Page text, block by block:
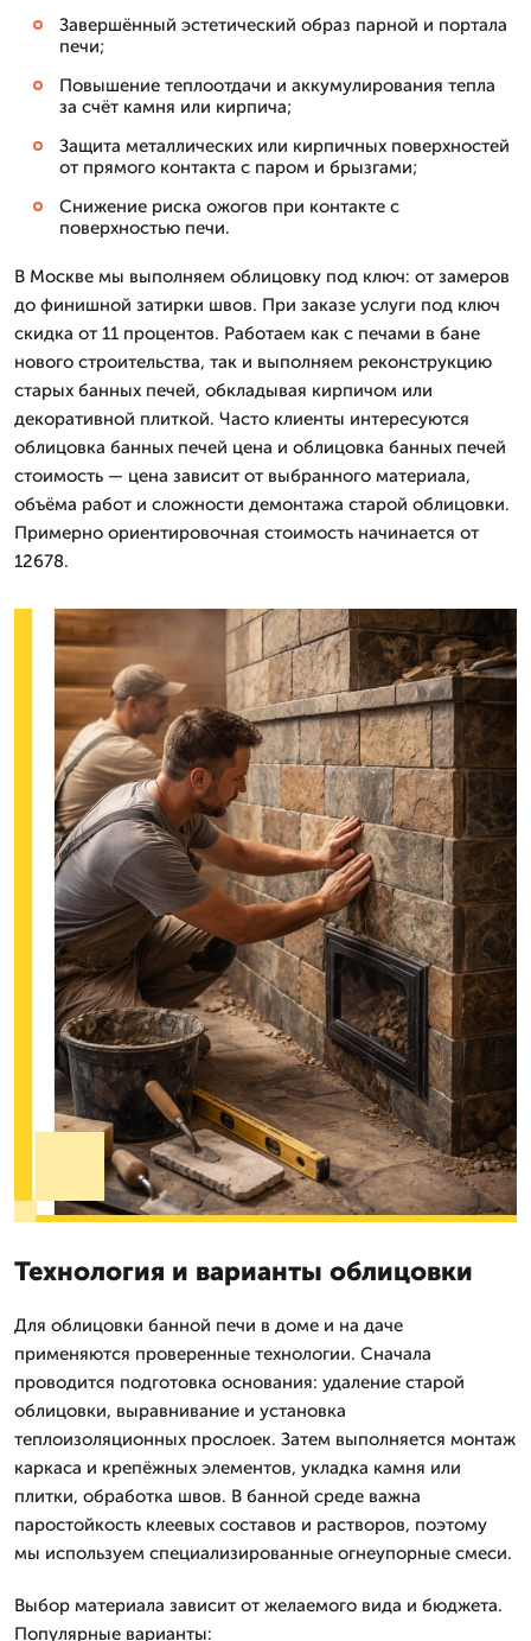
Завершённый эстетический образ парной и портала
печи;
Повышение теплоотдачи и аккумулирования тепла
за счёт камня или кирпича;
Защита металлических или кирпичных поверхностей
от прямого контакта с паром и брызгами;
Снижение риска ожогов при контакте с
поверхностью печи.
В Москве мы выполняем облицовку под ключ: от замеров
до финишной затирки швов. При заказе услуги под ключ
скидка от 11 процентов. Работаем как с печами в бане
нового строительства, так и выполняем реконструкцию
старых банных печей, обкладывая кирпичом или
декоративной плиткой. Часто клиенты интересуются
облицовка банных печей цена и облицовка банных печей
стоимость — цена зависит от выбранного материала,
объёма работ и сложности демонтажа старой облицовки.
Примерно ориентировочная стоимость начинается от
12678.
Технология и варианты облицовки
Для облицовки банной печи в доме и на даче
применяются проверенные технологии. Сначала
проводится подготовка основания: удаление старой
облицовки, выравнивание и установка
теплоизоляционных прослоек. Затем выполняется монтаж
каркаса и крепёжных элементов, укладка камня или
плитки, обработка швов. В банной среде важна
паростойкость клеевых составов и растворов, поэтому
мы используем специализированные огнеупорные смеси.
Выбор материала зависит от желаемого вида и бюджета.
Популярные варианты: